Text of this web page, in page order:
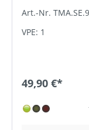
Art.-Nr.
VPE: 1
49,90 €*